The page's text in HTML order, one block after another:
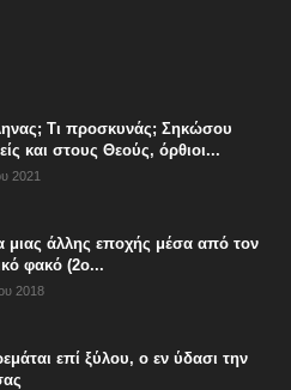
Τι προσκυνάς; Σηκώσου
και στους Θεούς, όρθιοι...
2021
μιας άλλης εποχής μέσα από τον
φακό (2ο...
2018
επί ξύλου, ο εν ύδασι την